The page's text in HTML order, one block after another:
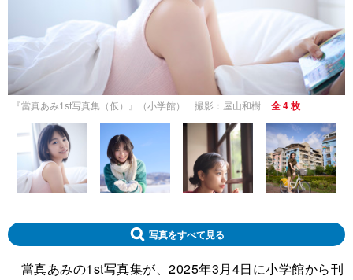
『當真あみ1st写真集（仮）』（小学館） 撮影：屋山和樹 全 4 枚
写真をすべて見る
當真あみの1st写真集が、2025年3月4日に小学館から刊